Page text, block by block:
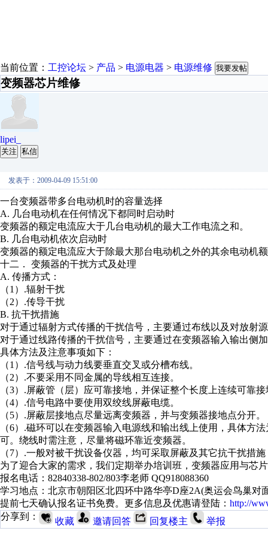
当前位置： 工控论坛 > 产品 > 电源电器 > 电源维修 我要发帖
变频器芯片维修
lipei_
关注 私信
发表于：2009-04-09 15:51:00
一台变频器带多台电动机时的容量选择
A. 几台电动机在任何情况下都同时启动时
变频器的额定电流应大于几台电动机的最大工作电流之和。
B. 几台电动机依次启动时
变频器的额定电流应大于除最大那台电动机之外的其余电动机
十二． 变频器的干扰方式及处理
A. 传播方式：
（1）.辐射干扰
（2）.传导干扰
B. 抗干扰措施
对于通过辐射方式传播的干扰信号，主要通过布线以及对放射
对于通过线路传播的干扰信号，主要通过在变频器输入输出侧
具体方法及注意事项如下：
（1）.信号线与动力线要垂直交叉或分槽布线。
（2）.不要采用不同金属的导线相互连接。
（3）.屏蔽管（层）应可靠接地，并保证整个长度上连续可靠接
（4）.信号电路中要使用双绞线屏蔽电缆。
（5）.屏蔽层接地点尽量远离变频器，并与变频器接地点分开。
（6）.磁环可以在变频器输入电源线和输出线上使用，具体方
可。绕线时需注意，尽量将磁环靠近变频器。
（7）.一般对被干扰设备仪器，均可采取屏蔽及其它抗干扰措
为了迎合大家的需求，我们定期举办培训班，变频器应用与芯
报名电话：82840338-802/803李老师 QQ918088360
学习地点：北京市朝阳区北四环中路华亭D座2A(奥运会鸟巢对
提前七天确认报名证书免费。更多信息及优惠请登陆： http://
分享到：
收藏 邀请回答 回复楼主 举报